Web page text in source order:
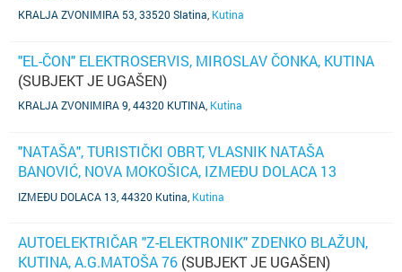
KRALJA ZVONIMIRA 53, 33520 Slatina Kutina
"EL-ČON" ELEKTROSERVIS, MIROSLAV ČONKA, KUTINA
(SUBJEKT JE UGAŠEN)
KRALJA ZVONIMIRA 9, 44320 KUTINA Kutina
"NATAŠA", TURISTIČKI OBRT, VLASNIK NATAŠA
BANOVIĆ, NOVA MOKOŠICA, IZMEĐU DOLACA 13
(SUBJEKT JE UGAŠEN)
IZMEĐU DOLACA 13, 44320 Kutina Kutina
AUTOELEKTRIČAR "Z-ELEKTRONIK" ZDENKO BLAŽUN,
KUTINA, A.G.MATOŠA 76 (SUBJEKT JE UGAŠEN)